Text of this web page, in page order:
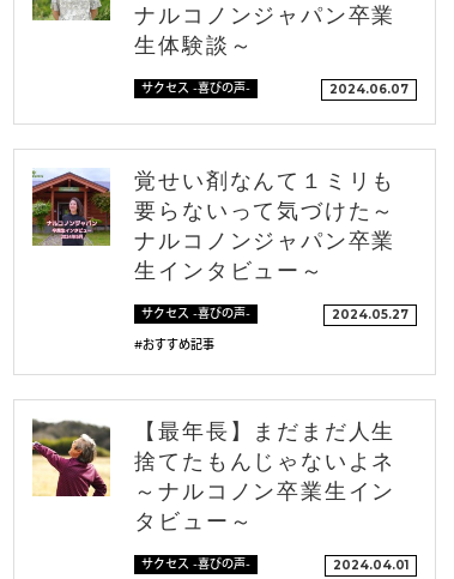
ナルコノンジャパン卒業
生体験談～
サクセス -喜びの声- 2024.06.07
覚せい剤なんて１ミリも
要らないって気づけた～
ナルコノンジャパン卒業
生インタビュー～
サクセス -喜びの声-
#おすすめ記事
2024.05.27
【最年長】まだまだ人生
捨てたもんじゃないよネ
～ナルコノン卒業生イン
タビュー～
サクセス -喜びの声- 2024.04.01